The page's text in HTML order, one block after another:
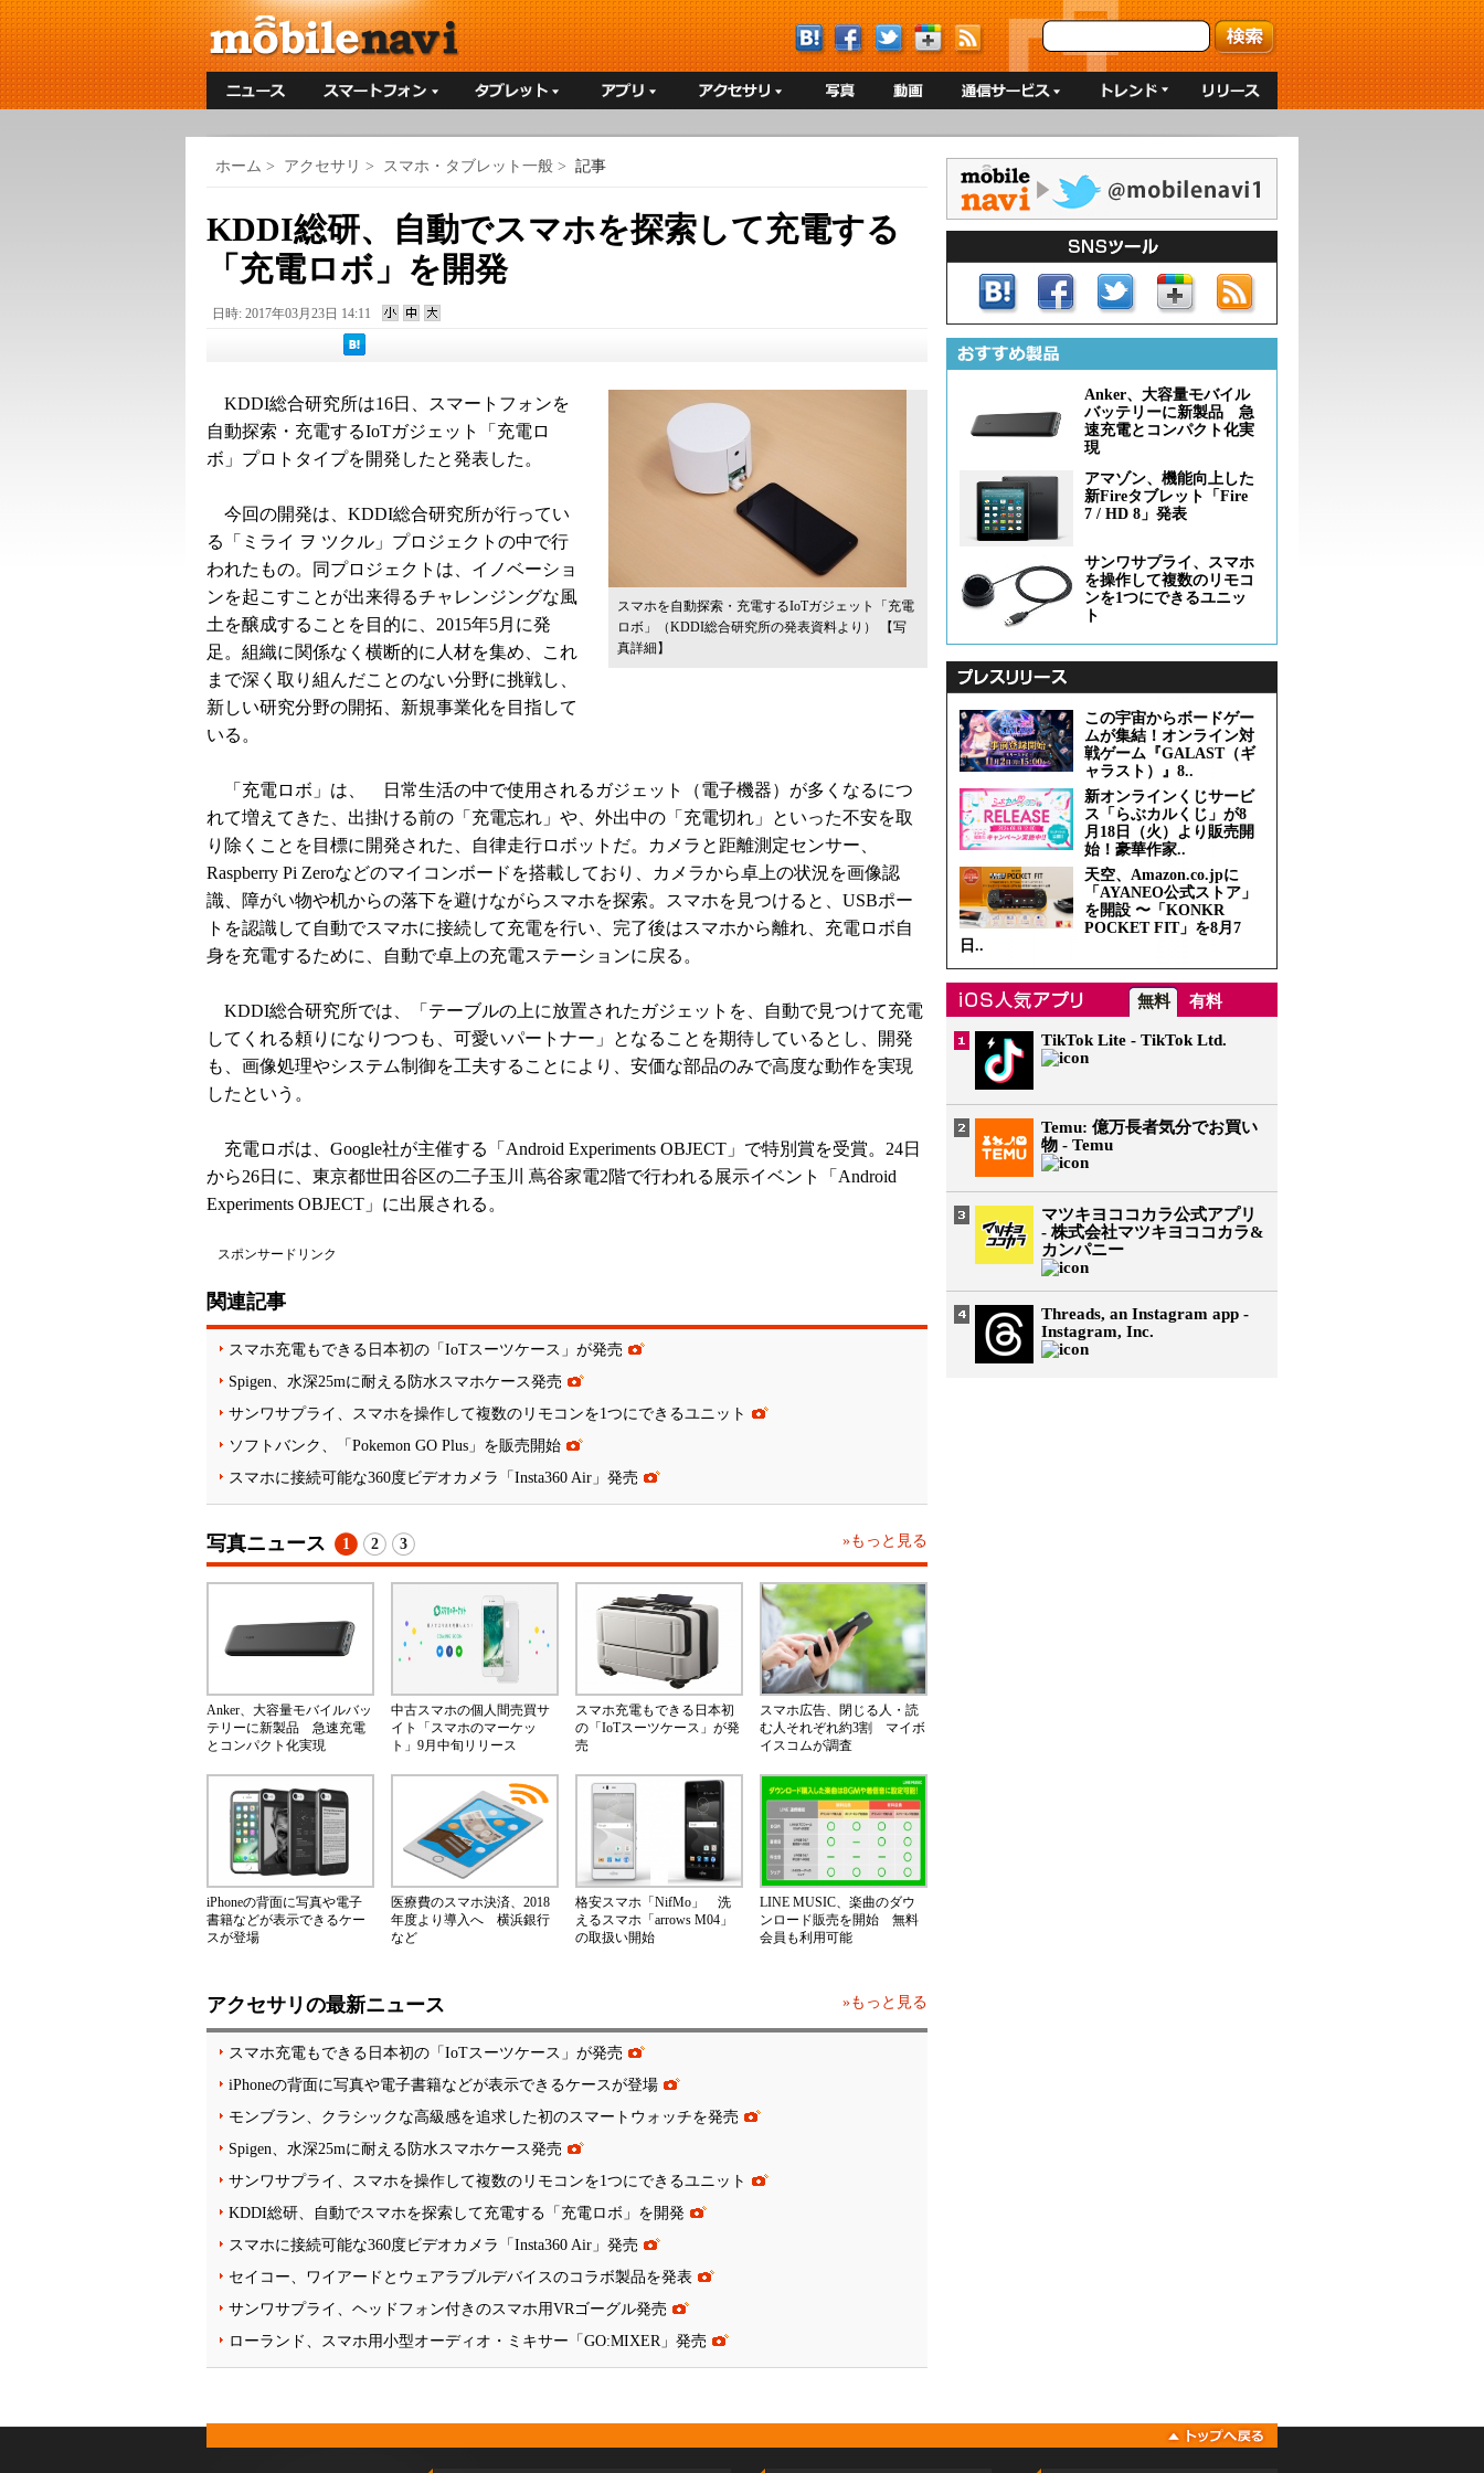
ホーム > アクセサリ > スマホ・タブレット一般 > 記事
KDDI総研、自動でスマホを探索して充電する
「充電ロボ」を開発
日時: 2017年03月23日 14:11
スマホを自動探索・充電するIoTガジェット「充電
ロボ」（KDDI総合研究所の発表資料より）
【写
真詳細】
KDDI総合研究所は16日、スマートフォンを
自動探索・充電するIoTガジェット「充電ロ
ボ」プロトタイプを開発したと発表した。
今回の開発は、KDDI総合研究所が行ってい
る「ミライ ヲ ツクル」プロジェクトの中で行
われたもの。同プロジェクトは、イノベーショ
ンを起こすことが出来得るチャレンジングな風
土を醸成することを目的に、2015年5月に発
足。組織に関係なく横断的に人材を集め、これ
まで深く取り組んだことのない分野に挑戦し、
新しい研究分野の開拓、新規事業化を目指して
いる。
「充電ロボ」は、 日常生活の中で使用されるガジェット（電子機器）が多くなるにつ
れて増えてきた、出掛ける前の「充電忘れ」や、外出中の「充電切れ」といった不安を取
り除くことを目標に開発された、自律走行ロボットだ。カメラと距離測定センサー、
Raspberry Pi Zeroなどのマイコンボードを搭載しており、カメラから卓上の状況を画像認
識、障がい物や机からの落下を避けながらスマホを探索。スマホを見つけると、USBポー
トを認識して自動でスマホに接続して充電を行い、完了後はスマホから離れ、充電ロボ自
身を充電するために、自動で卓上の充電ステーションに戻る。
KDDI総合研究所では、「テーブルの上に放置されたガジェットを、自動で見つけて充電
してくれる頼りになりつつも、可愛いパートナー」となることを期待しているとし、開発
も、画像処理やシステム制御を工夫することにより、安価な部品のみで高度な動作を実現
したという。
充電ロボは、Google社が主催する「Android Experiments OBJECT」で特別賞を受賞。24日
から26日に、東京都世田谷区の二子玉川 蔦谷家電2階で行われる展示イベント「Android
Experiments OBJECT」に出展される。
スポンサードリンク
関連記事
スマホ充電もできる日本初の「IoTスーツケース」が発売
Spigen、水深25mに耐える防水スマホケース発売
サンワサプライ、スマホを操作して複数のリモコンを1つにできるユニット
ソフトバンク、「Pokemon GO Plus」を販売開始
スマホに接続可能な360度ビデオカメラ「Insta360 Air」発売
写真ニュース »もっと見る
1 2 3
Anker、大容量モバイルバッ
テリーに新製品 急速充電
とコンパクト化実現
中古スマホの個人間売買サ
イト「スマホのマーケッ
ト」9月中旬リリース
スマホ充電もできる日本初
の「IoTスーツケース」が発
売
スマホ広告、閉じる人・読
む人それぞれ約3割 マイボ
イスコムが調査
iPhoneの背面に写真や電子
書籍などが表示できるケー
スが登場
医療費のスマホ決済、2018
年度より導入へ 横浜銀行
など
格安スマホ「NifMo」 洗
えるスマホ「arrows M04」
の取扱い開始
LINE MUSIC、楽曲のダウ
ンロード販売を開始 無料
会員も利用可能
アクセサリの最新ニュース »もっと見る
スマホ充電もできる日本初の「IoTスーツケース」が発売
iPhoneの背面に写真や電子書籍などが表示できるケースが登場
モンブラン、クラシックな高級感を追求した初のスマートウォッチを発売
Spigen、水深25mに耐える防水スマホケース発売
サンワサプライ、スマホを操作して複数のリモコンを1つにできるユニット
KDDI総研、自動でスマホを探索して充電する「充電ロボ」を開発
スマホに接続可能な360度ビデオカメラ「Insta360 Air」発売
セイコー、ワイアードとウェアラブルデバイスのコラボ製品を発表
サンワサプライ、ヘッドフォン付きのスマホ用VRゴーグル発売
ローランド、スマホ用小型オーディオ・ミキサー「GO:MIXER」発売
Anker、大容量モバイル
バッテリーに新製品 急
速充電とコンパクト化実
現
アマゾン、機能向上した
新Fireタブレット「Fire
7 / HD 8」発表
サンワサプライ、スマホ
を操作して複数のリモコ
ンを1つにできるユニッ
ト
この宇宙からボードゲー
ムが集結！オンライン対
戦ゲーム『GALAST（ギ
ャラスト）』8..
新オンラインくじサービ
ス「らぶカルくじ」が8
月18日（火）より販売開
始！豪華作家..
天空、Amazon.co.jpに
「AYANEO公式ストア」
を開設 〜「KONKR
POCKET FIT」を8月7
日..
無料 有料
TikTok Lite - TikTok Ltd.
Temu: 億万長者気分でお買い
物 - Temu
マツキヨココカラ公式アプリ
- 株式会社マツキヨココカラ&
カンパニー
Threads, an Instagram app -
Instagram, Inc.